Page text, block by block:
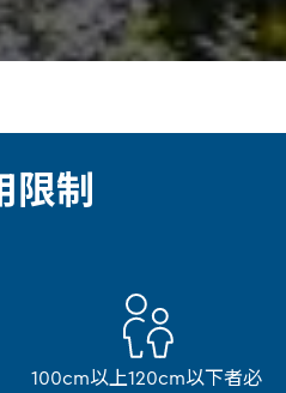
限制
100cm以上120cm以下者必